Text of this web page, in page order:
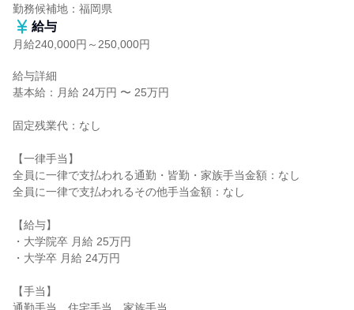
勤務候補地：福岡県
給与
月給240,000円～250,000円
給与詳細
基本給：月給 24万円 〜 25万円
固定残業代：なし
【一律手当】
全員に一律で支払われる通勤・皆勤・家族手当金額：なし
全員に一律で支払われるその他手当金額：なし
【給与】
・大学院卒 月給 25万円
・大学卒 月給 24万円
【手当】